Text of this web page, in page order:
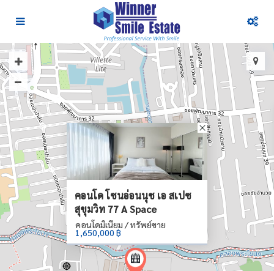
คอนโด โซนอ่อนนุช เอ สเปซ
สุขุมวิท 77 A Space
คอนโดมิเนียม / ทรัพย์ขาย
1,650,000 ฿